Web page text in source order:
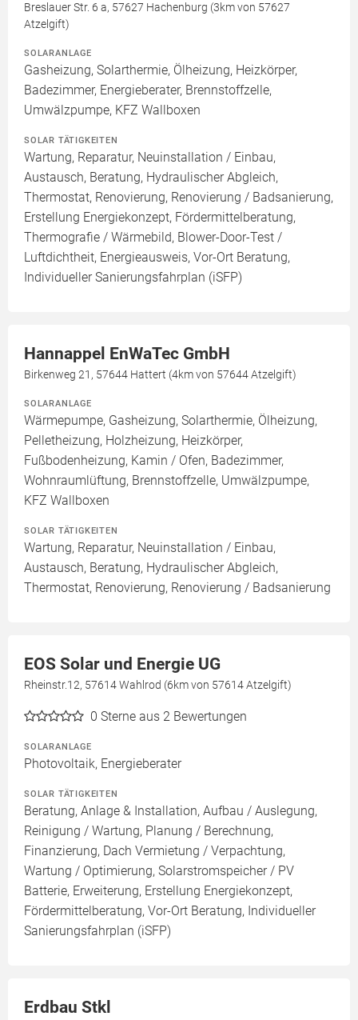
Breslauer Str. 6 a, 57627 Hachenburg (3km von 57627
Atzelgift)
SOLARANLAGE
Gasheizung, Solarthermie, Ölheizung, Heizkörper,
Badezimmer, Energieberater, Brennstoffzelle,
Umwälzpumpe, KFZ Wallboxen
SOLAR TÄTIGKEITEN
Wartung, Reparatur, Neuinstallation / Einbau,
Austausch, Beratung, Hydraulischer Abgleich,
Thermostat, Renovierung, Renovierung / Badsanierung,
Erstellung Energiekonzept, Fördermittelberatung,
Thermografie / Wärmebild, Blower-Door-Test /
Luftdichtheit, Energieausweis, Vor-Ort Beratung,
Individueller Sanierungsfahrplan (iSFP)
Hannappel EnWaTec GmbH
Birkenweg 21, 57644 Hattert (4km von 57644 Atzelgift)
SOLARANLAGE
Wärmepumpe, Gasheizung, Solarthermie, Ölheizung,
Pelletheizung, Holzheizung, Heizkörper,
Fußbodenheizung, Kamin / Ofen, Badezimmer,
Wohnraumlüftung, Brennstoffzelle, Umwälzpumpe,
KFZ Wallboxen
SOLAR TÄTIGKEITEN
Wartung, Reparatur, Neuinstallation / Einbau,
Austausch, Beratung, Hydraulischer Abgleich,
Thermostat, Renovierung, Renovierung / Badsanierung
EOS Solar und Energie UG
Rheinstr.12, 57614 Wahlrod (6km von 57614 Atzelgift)
0 Sterne aus 2 Bewertungen
SOLARANLAGE
Photovoltaik, Energieberater
SOLAR TÄTIGKEITEN
Beratung, Anlage & Installation, Aufbau / Auslegung,
Reinigung / Wartung, Planung / Berechnung,
Finanzierung, Dach Vermietung / Verpachtung,
Wartung / Optimierung, Solarstromspeicher / PV
Batterie, Erweiterung, Erstellung Energiekonzept,
Fördermittelberatung, Vor-Ort Beratung, Individueller
Sanierungsfahrplan (iSFP)
Erdbau Stkl